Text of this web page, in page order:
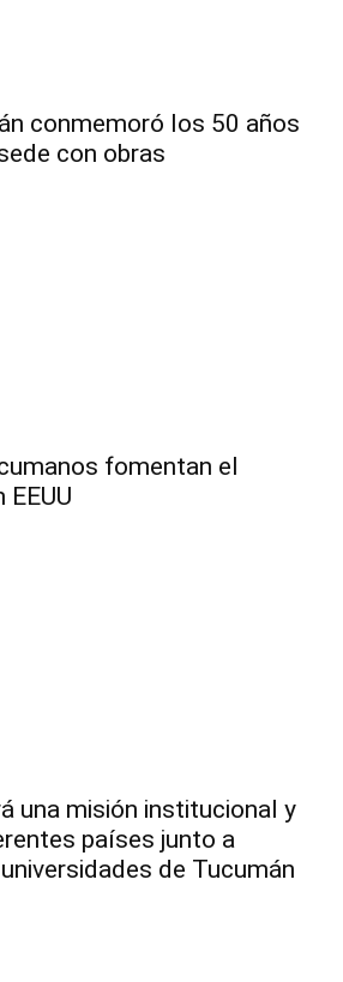
conmemoró los 50 años
con obras
fomentan el
una misión institucional y
países junto a
de Tucumán